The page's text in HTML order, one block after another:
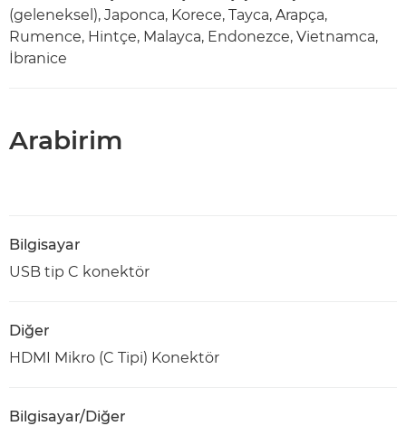
(geleneksel), Japonca, Korece, Tayca, Arapça,
Rumence, Hintçe, Malayca, Endonezce, Vietnamca,
İbranice
Arabirim
Bilgisayar
USB tip C konektör
Diğer
HDMI Mikro (C Tipi) Konektör
Bilgisayar/Diğer